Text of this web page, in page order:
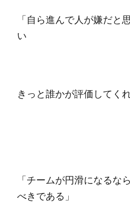
「自ら進んで人が嫌だと
い
きっと誰かが評価してくれ
「チームが円滑になるな
べきである」